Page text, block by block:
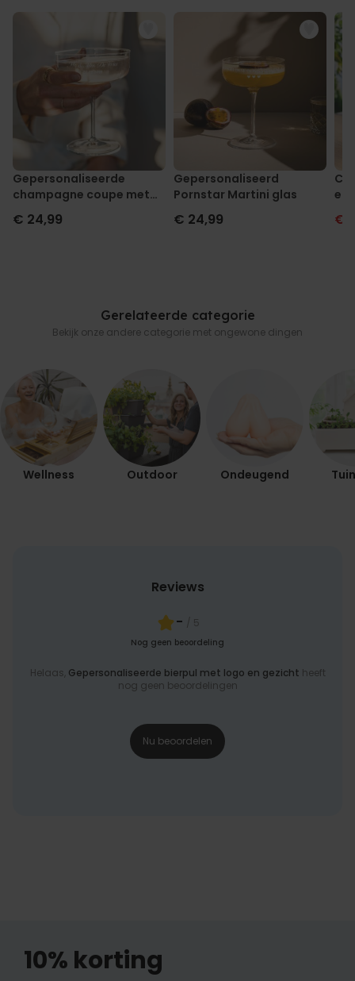
Gepersonaliseerde
champagne coupe met
tekst
€ 24,99
Gepersonaliseerd
Pornstar Martini glas
€ 24,99
en
€
Gerelateerde categorie
Bekijk onze andere categorie met ongewone dingen
Wellness Outdoor Ondeugend
Reviews
- / 5
Nog geen beoordeling
Helaas, Gepersonaliseerde bierpul met logo en gezicht heeft
nog geen beoordelingen
Nu beoordelen
10% korting